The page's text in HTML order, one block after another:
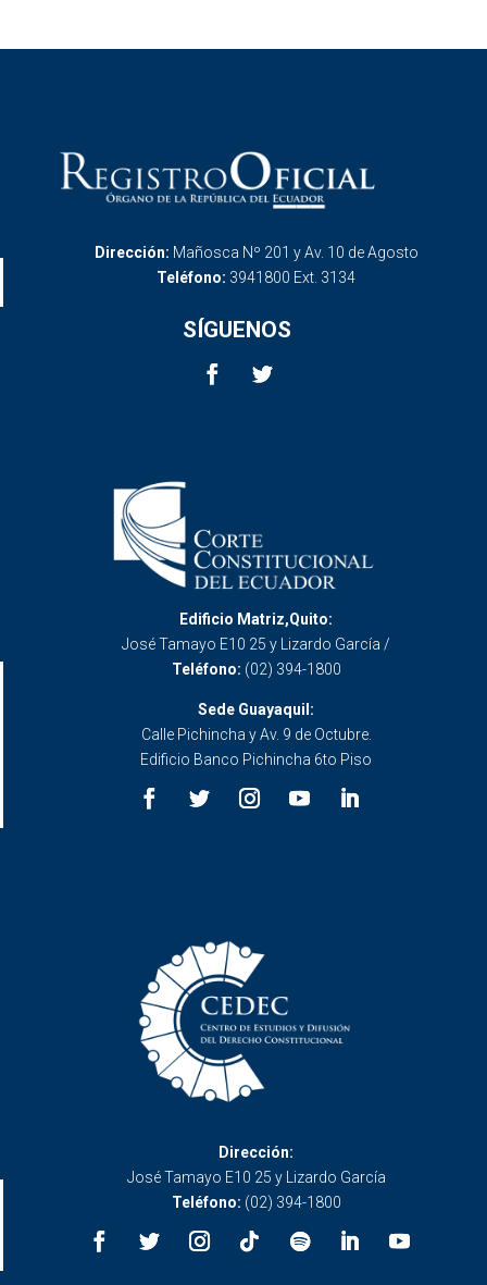
Dirección: Mañosca Nº 201 y Av. 10 de Agosto
Teléfono: 3941800 Ext. 3134
SÍGUENOS
Edificio Matriz,Quito:
José Tamayo E10 25 y Lizardo García /
Teléfono: (02) 394-1800
Sede Guayaquil:
Calle Pichincha y Av. 9 de Octubre.
Edificio Banco Pichincha 6to Piso
Dirección:
José Tamayo E10 25 y Lizardo García
Teléfono: (02) 394-1800